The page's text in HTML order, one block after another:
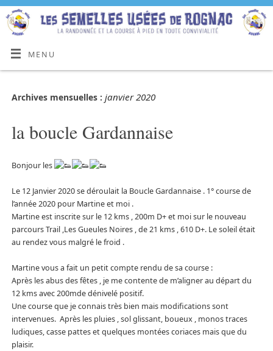
MENU
Archives mensuelles : janvier 2020
la boucle Gardannaise
Bonjour les
Le 12 Janvier 2020 se déroulait la Boucle Gardannaise . 1° course de
l’année 2020 pour Martine et moi .
Martine est inscrite sur le 12 kms , 200m D+ et moi sur le nouveau
parcours Trail ,Les Gueules Noires , de 21 kms , 610 D+. Le soleil était
au rendez vous malgré le froid .
Martine vous a fait un petit compte rendu de sa course :
Après les abus des fêtes , je me contente de m’aligner au départ du
12 kms avec 200mde dénivelé positif.
Une course que je connais très bien mais modifications sont
intervenues. Après les pluies , sol glissant, boueux , monos traces
ludiques, casse pattes et quelques montées coriaces mais que du
plaisir.